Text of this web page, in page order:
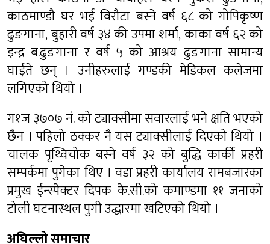
काठमाण्डौ घर भई विरौटा बस्ने वर्ष ६८ को गोपिकृष्ण
ढुङगाना, बुहारी वर्ष ३४ की उपमा शर्मा, काका वर्ष ६२ को
इन्द्र ब.ढुङगाना र वर्ष ५ को आश्रय ढुङगाना सामान्य
घाईते छन् । उनीहरुलाई गण्डकी मेडिकल कलेजमा
लगिएको थियो ।
ग१ज ३७०७ नं. को ट्याक्सीमा सवारलाई भने क्षति भएको
छैन । पहिलो ठक्कर नै यस ट्याक्सीलाई दिएको थियो ।
चालक पृथ्विचोक बस्ने वर्ष ३२ को बुद्धि कार्की प्रहरी
सम्पर्कमा पुगेका थिए । वडा प्रहरी कार्यालय रामबजारका
प्रमुख ईन्स्पेक्टर दिपक के.सी.को कमाण्डमा ११ जनाको
टोली घटनास्थल पुगी उद्धारमा खटिएको थियो ।
अघिल्लो समाचार